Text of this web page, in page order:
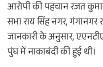
आरोपी की पहचान रजत कुमार
सभा राय सिंह नगर, गंगानगर
जानकारी के अनुसार,
पुंघ में नाकाबंदी की हुई थी।